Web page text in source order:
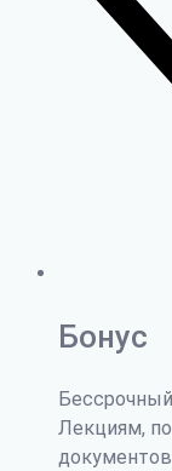
Бонус
Лекциям,
документов